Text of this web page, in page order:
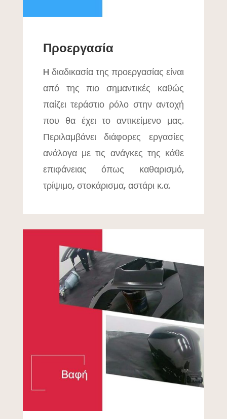
Προεργασία
H διαδικασία της προεργασίας είναι
από της πιο σημαντικές καθώς
παίζει τεράστιο ρόλο στην αντοχή
που θα έχει το αντικείμενο μας.
Περιλαμβάνει διάφορες εργασίες
ανάλογα με τις ανάγκες της κάθε
επιφάνειας όπως καθαρισμό,
τρίψιμο, στοκάρισμα, αστάρι κ.α.